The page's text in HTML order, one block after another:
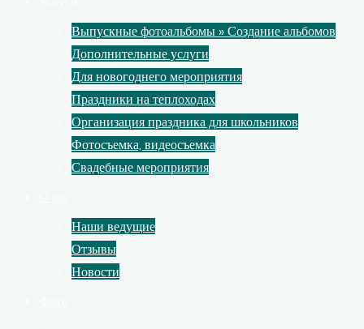
Выпускные фотоальбомы » Создание альбомов
Дополнительные услуги
Для новогоднего мероприятия
Праздники на теплоходах
Организация праздника для школьников
Фотосъемка, видеосъемка
Свадебные мероприятия
Наши ведущие
Отзывы
Новости